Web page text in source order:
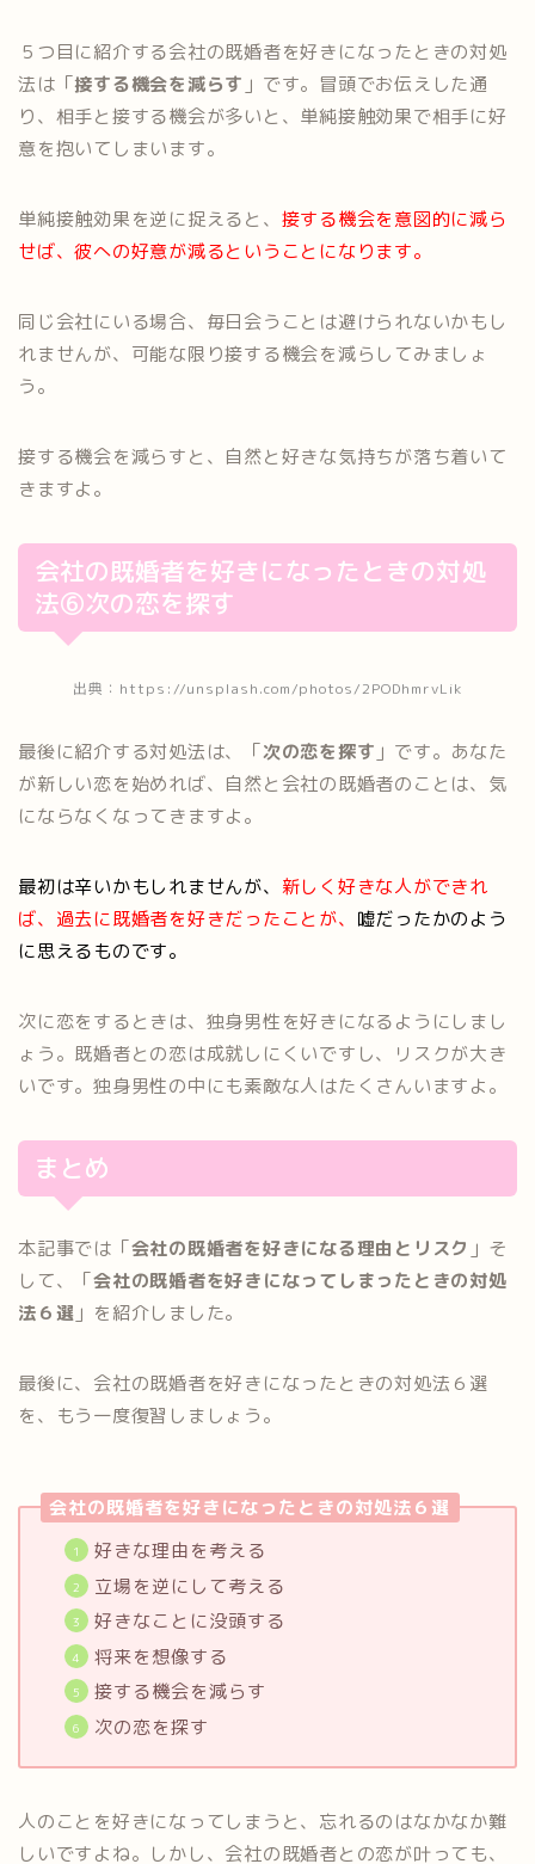
５つ目に紹介する会社の既婚者を好きになったときの対処
法は「接する機会を減らす 」です。冒頭でお伝えした通
り、相手と接する機会が多いと、単純接触効果で相手に好
意を抱いてしまいます。
単純接触効果を逆に捉えると、 接する機会を意図的に減ら
せば、彼への好意が減るということになります。
同じ会社にいる場合、毎日会うことは避けられないかもし
れませんが、可能な限り接する機会を減らしてみましょ
う。
接する機会を減らすと、自然と好きな気持ちが落ち着いて
きますよ。
会社の既婚者を好きになったときの対処
法⑥次の恋を探す
出典：https://unsplash.com/photos/2PODhmrvLik
最後に紹介する対処法は、「次の恋を探す 」です。あなた
が新しい恋を始めれば、自然と会社の既婚者のことは、気
にならなくなってきますよ。
最初は辛いかもしれませんが、 新しく好きな人ができれ
ば、過去に既婚者を好きだったことが、 嘘だったかのよう
に思えるものです。
次に恋をするときは、独身男性を好きになるようにしまし
ょう。既婚者との恋は成就しにくいですし、リスクが大き
いです。独身男性の中にも素敵な人はたくさんいますよ。
まとめ
本記事では「会社の既婚者を好きになる理由とリスク 」そ
して、「会社の既婚者を好きになってしまったときの対処
法６選 」を紹介しました。
最後に、会社の既婚者を好きになったときの対処法６選
を、もう一度復習しましょう。
会社の既婚者を好きになったときの対処法６選
好きな理由を考える
立場を逆にして考える
好きなことに没頭する
将来を想像する
接する機会を減らす
次の恋を探す
人のことを好きになってしまうと、忘れるのはなかなか難
しいですよね。しかし、会社の既婚者との恋が叶っても、